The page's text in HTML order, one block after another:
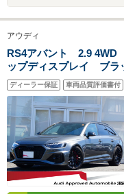
アウディ
RS4アバント 2.9
ップディスプレイ ブ
ーツエキゾースト RS
スト キャリパーレッ
ディーラー保証 車両品質評価書付